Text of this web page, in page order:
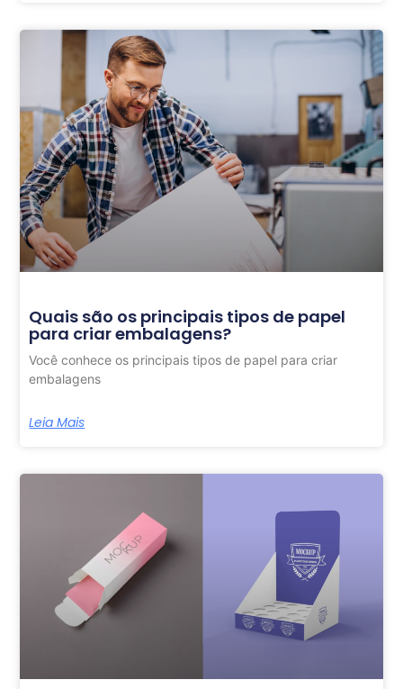
Quais são os principais tipos de papel
para criar embalagens?
Você conhece os principais tipos de papel para criar
embalagens
Leia Mais